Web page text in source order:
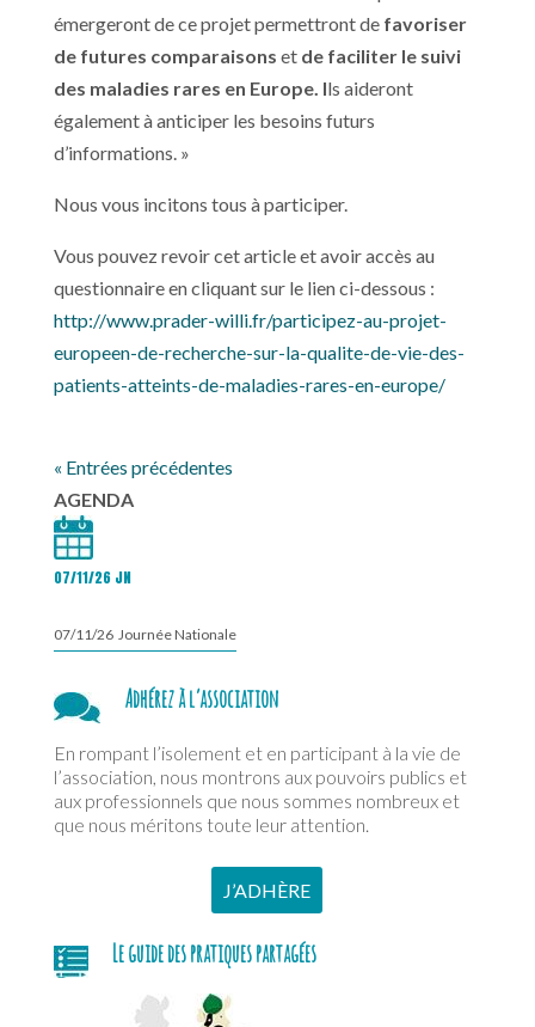
émergeront de ce projet permettront de favoriser
de futures comparaisons et de faciliter le suivi
des maladies rares en Europe. Ils aideront
également à anticiper les besoins futurs
d’informations. »
Nous vous incitons tous à participer.
Vous pouvez revoir cet article et avoir accès au
questionnaire en cliquant sur le lien ci-dessous :
http://www.prader-willi.fr/participez-au-projet-
europeen-de-recherche-sur-la-qualite-de-vie-des-
patients-atteints-de-maladies-rares-en-europe/
« Entrées précédentes
AGENDA
07/11/26 JN
07/11/26 Journée Nationale
Adhérez à l’association
En rompant l’isolement et en participant à la vie de
l’association, nous montrons aux pouvoirs publics et
aux professionnels que nous sommes nombreux et
que nous méritons toute leur attention.
J’ADHÈRE
Le guide des pratiques partagées